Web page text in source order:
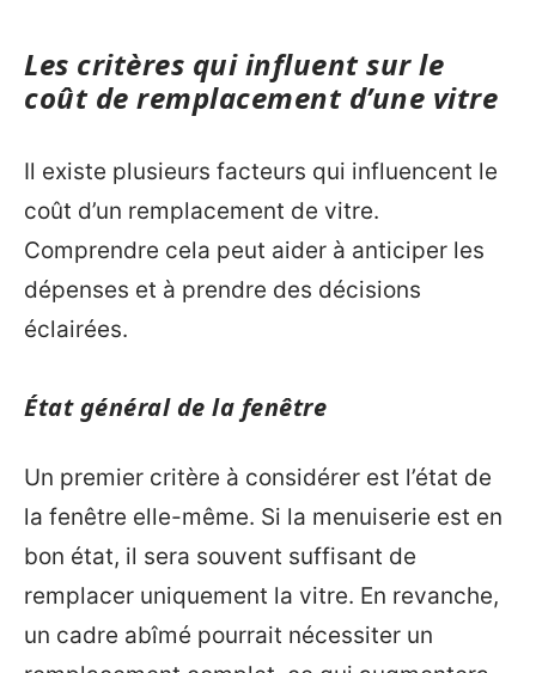
Les critères qui influent sur le
coût de remplacement d’une vitre
Il existe plusieurs facteurs qui influencent le
coût d’un remplacement de vitre.
Comprendre cela peut aider à anticiper les
dépenses et à prendre des décisions
éclairées.
État général de la fenêtre
Un premier critère à considérer est l’état de
la fenêtre elle-même. Si la menuiserie est en
bon état, il sera souvent suffisant de
remplacer uniquement la vitre. En revanche,
un cadre abîmé pourrait nécessiter un